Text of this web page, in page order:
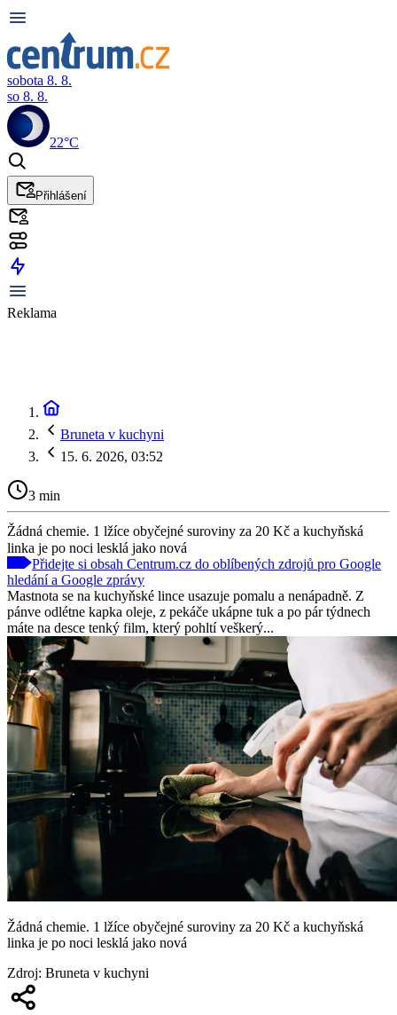
sobota 8. 8.
so 8. 8.
22°C
Přihlášení
Reklama
Bruneta v kuchyni
15. 6. 2026, 03:52
3 min
Žádná chemie. 1 lžíce obyčejné suroviny za 20 Kč a kuchyňská
linka je po noci lesklá jako nová
Přidejte si obsah Centrum.cz do oblíbených zdrojů pro Google
hledání a Google zprávy
Mastnota se na kuchyňské lince usazuje pomalu a nenápadně. Z
pánve odlétne kapka oleje, z pekáče ukápne tuk a po pár týdnech
máte na desce tenký film, který pohltí veškerý...
Žádná chemie. 1 lžíce obyčejné suroviny za 20 Kč a kuchyňská
linka je po noci lesklá jako nová
Zdroj: Bruneta v kuchyni